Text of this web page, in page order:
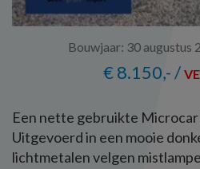
Bouwjaar: 30 augustus
€ 8.150,- /
Een nette gebruikte
Uitgevoerd in een mooie
lichtmetalen velgen